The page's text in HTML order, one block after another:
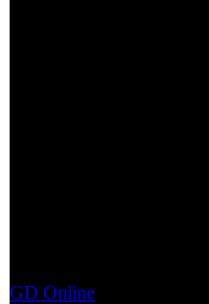
GD Online